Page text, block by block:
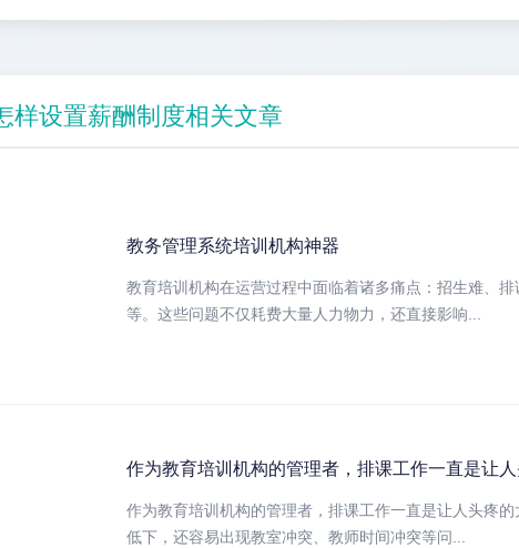
样设置薪酬制度相关文章
教务管理系统培训机构神器
教育培训机构在运营过程中面临着诸多痛点：招生难、
等。这些问题不仅耗费大量人力物力，还直接影响...
作为教育培训机构的管理者，排课工作一直是让
作为教育培训机构的管理者，排课工作一直是让人头疼
低下，还容易出现教室冲突、教师时间冲突等问...